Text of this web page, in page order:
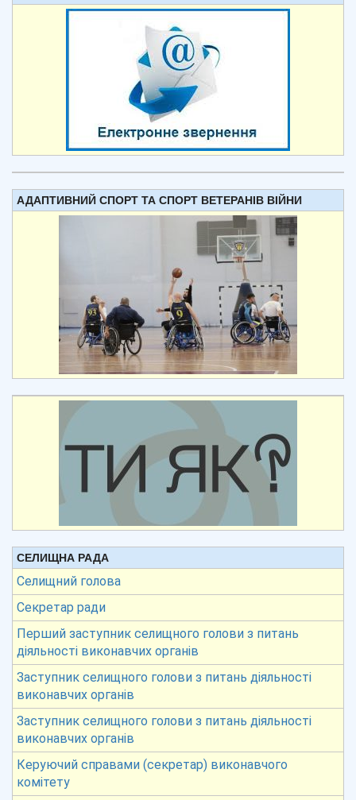
АДАПТИВНИЙ СПОРТ ТА СПОРТ ВЕТЕРАНІВ ВІЙНИ
СЕЛИЩНА РАДА
Селищний голова
Секретар ради
Перший заступник селищного голови з питань
діяльності виконавчих органів
Заступник селищного голови з питань діяльності
виконавчих органів
Заступник селищного голови з питань діяльності
виконавчих органів
Керуючий справами (секретар) виконавчого
комітету